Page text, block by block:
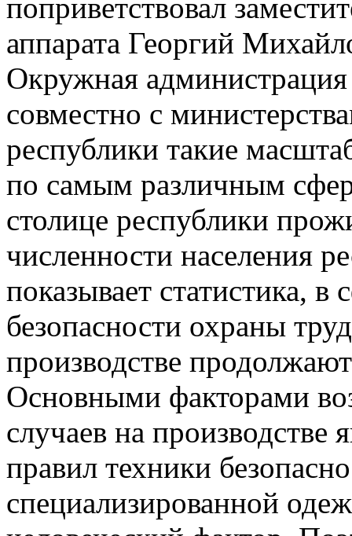
поприветствовал
аппарата Георгий
Окружная администрация
совместно с
республики такие
по самым различным
столице республики
численности населения
показывает статистика,
безопасности охраны
производстве
Основными факторами
случаев на производстве
правил техники
специализированной